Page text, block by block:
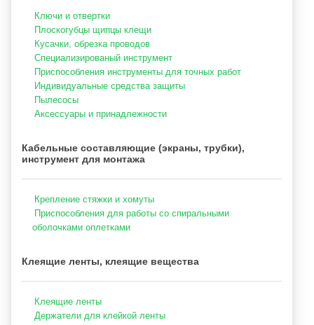
Ключи и отвертки
Плоскогубцы щипцы клещи
Кусачки, обрезка проводов
Специализированый инструмент
Приспособления инструменты для точных работ
Индивидуальные средства защиты
Пылесосы
Аксессуары и принадлежности
Кабельные составляющие (экраны, трубки),
инструмент для монтажа
Крепление стяжки и хомуты
Приспособления для работы со спиральными
оболочками оплетками
Клеящие ленты, клеящие вещества
Клеящие ленты
Держатели для клейкой ленты